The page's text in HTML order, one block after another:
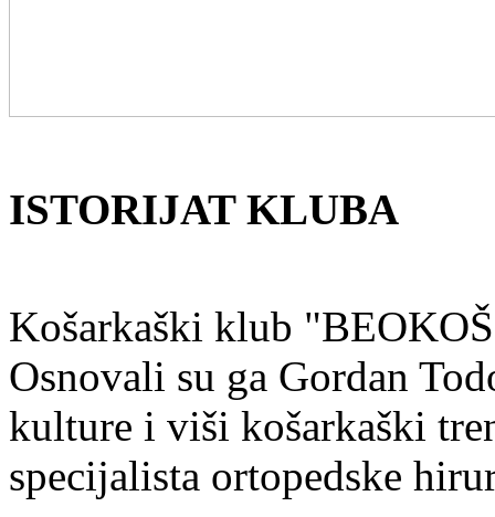
ISTORIJAT KLUBA
Košarkaški klub
Osnovali su ga Gordan
kulture i viši košarkaški
specijalista ortopedske